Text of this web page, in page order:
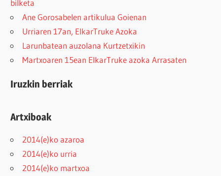
bilketa
Ane Gorosabelen artikulua Goienan
Urriaren 17an, ElkarTruke Azoka
Larunbatean auzolana Kurtzetxikin
Martxoaren 15ean ElkarTruke azoka Arrasaten
Iruzkin berriak
Artxiboak
2014(e)ko azaroa
2014(e)ko urria
2014(e)ko martxoa